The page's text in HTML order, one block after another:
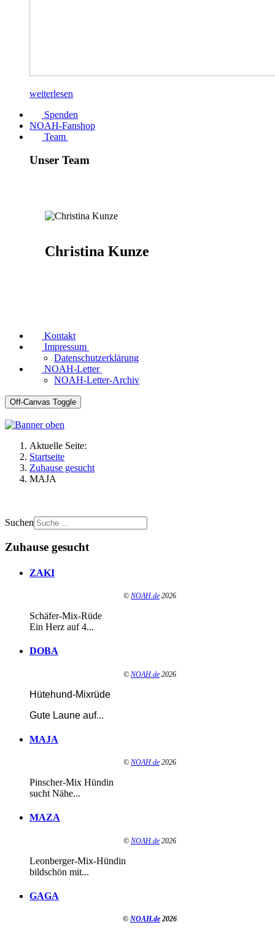
weiterlesen
Spenden
NOAH-Fanshop
Team
Unser Team
Christina Kunze
Kontakt
Impressum
Datenschutzerklärung
NOAH-Letter
NOAH-Letter-Archiv
Off-Canvas Toggle
Aktuelle Seite:
Startseite
Zuhause gesucht
MAJA
Suchen
Zuhause gesucht
ZAKI
© NOAH.de 2026
Schäfer-Mix-Rüde
Ein Herz auf 4...
DOBA
© NOAH.de 2026
Hütehund-Mixrüde
Gute Laune auf...
MAJA
© NOAH.de 2026
Pinscher-Mix Hündin
sucht Nähe...
MAZA
© NOAH.de 2026
Leonberger-Mix-Hündin
bildschön mit...
GAGA
© NOAH.de 2026